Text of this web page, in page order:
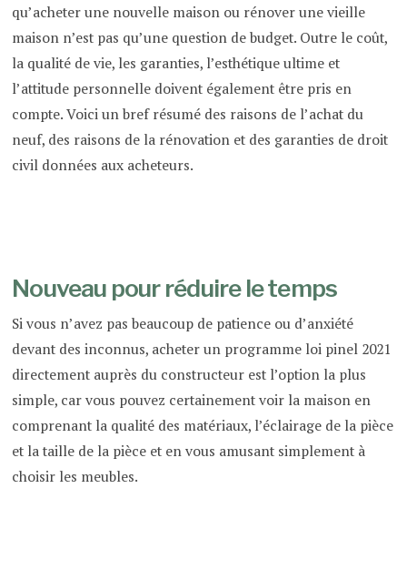
qu’acheter une nouvelle maison ou rénover une vieille
maison n’est pas qu’une question de budget. Outre le coût,
la qualité de vie, les garanties, l’esthétique ultime et
l’attitude personnelle doivent également être pris en
compte. Voici un bref résumé des raisons de l’achat du
neuf, des raisons de la rénovation et des garanties de droit
civil données aux acheteurs.
Nouveau pour réduire le temps
Si vous n’avez pas beaucoup de patience ou d’anxiété
devant des inconnus, acheter un programme loi pinel 2021
directement auprès du constructeur est l’option la plus
simple, car vous pouvez certainement voir la maison en
comprenant la qualité des matériaux, l’éclairage de la pièce
et la taille de la pièce et en vous amusant simplement à
choisir les meubles.